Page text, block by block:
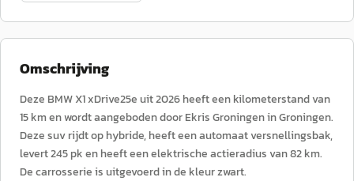
Omschrijving
Deze BMW X1 xDrive25e uit 2026 heeft een kilometerstand van
15 km en wordt aangeboden door Ekris Groningen in Groningen.
Deze suv rijdt op hybride, heeft een automaat versnellingsbak,
levert 245 pk en heeft een elektrische actieradius van 82 km.
De carrosserie is uitgevoerd in de kleur zwart.